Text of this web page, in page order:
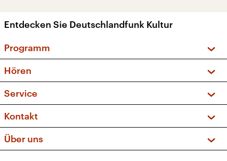
Entdecken Sie Deutschlandfunk Kultur
Programm
Sendungen und Podcasts
Musikliste
Kakadu – Das Kinderprogramm
Hören
Frequenzen (UKW + DAB+)
Service
FAQ
Apps
Newsletter
Kontakt
Social Media
Über uns